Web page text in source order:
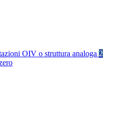
OIV o struttura analoga 2